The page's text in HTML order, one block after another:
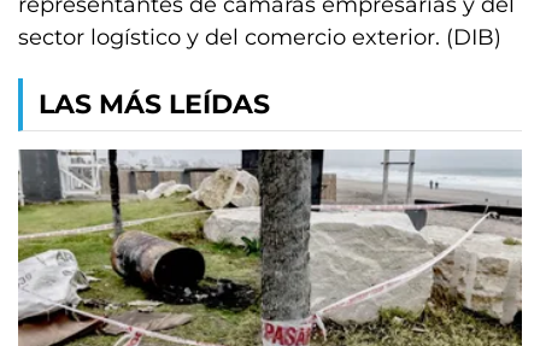
sector logístico y del comercio exterior. (DIB)
LAS MÁS LEÍDAS